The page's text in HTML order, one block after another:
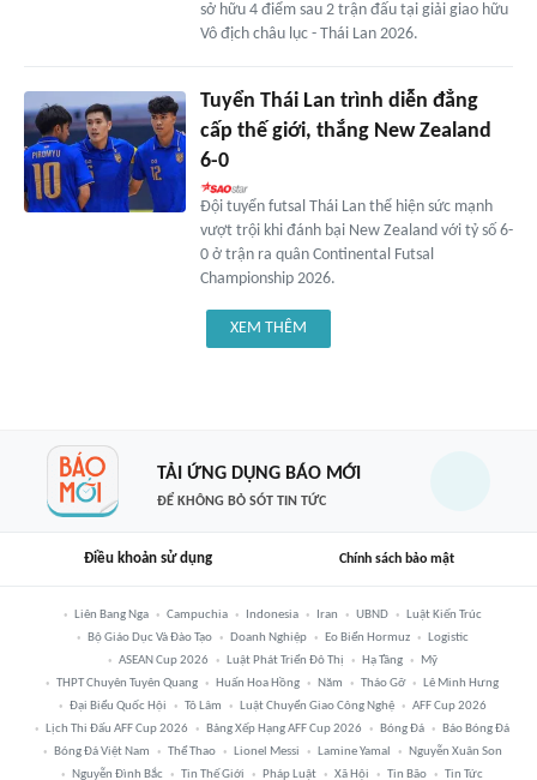
sở hữu 4 điểm sau 2 trận đấu tại giải giao hữu
Vô địch châu lục - Thái Lan 2026.
Tuyển Thái Lan trình diễn đẳng
cấp thế giới, thắng New Zealand
6-0
Đội tuyển futsal Thái Lan thể hiện sức mạnh
vượt trội khi đánh bại New Zealand với tỷ số 6-
0 ở trận ra quân Continental Futsal
Championship 2026.
XEM THÊM
TẢI ỨNG DỤNG BÁO MỚI
ĐỂ KHÔNG BỎ SÓT TIN TỨC
Điều khoản sử dụng Chính sách bảo mật
Liên Bang Nga Campuchia Indonesia Iran UBND
Luật Kiến Trúc
Bộ Giáo Dục Và Đào Tạo
Doanh Nghiệp Eo Biển Hormuz
Logistic
ASEAN Cup 2026
Luật Phát Triển Đô Thị Hạ Tầng
Mỹ
THPT Chuyên Tuyên Quang
Huấn Hoa Hồng Năm Tháo Gỡ
Lê Minh Hưng
Đại Biểu Quốc Hội
Tô Lâm Luật Chuyển Giao Công Nghệ
AFF Cup 2026
Lịch Thi Đấu AFF Cup 2026
Bảng Xếp Hạng AFF Cup 2026 Bóng Đá
Báo Bóng Đá
Bóng Đá Việt Nam
Thể Thao Lionel Messi Lamine Yamal
Nguyễn Xuân Son
Nguyễn Đình Bắc
Tin Thế Giới Pháp Luật Xã Hội Tin Bão Tin Tức